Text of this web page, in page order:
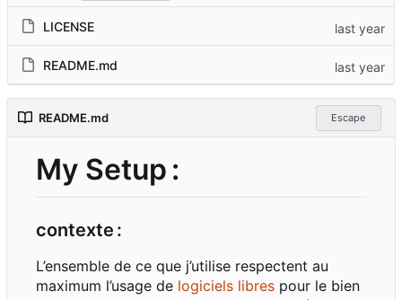
LICENSE
README.md
README.md Escape
My Setup :
contexte :
L’ensemble de ce que j’utilise respectent au
maximum l’usage de logiciels libres pour le bien